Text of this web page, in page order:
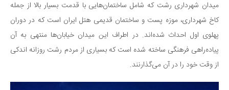
نجوم و هوا فضا
زمین و محیط زیست
خودرو
سرگرمی
میدان شهرداری رشت که شامل ساختمان‌هایی با قدمت بسیار بالا از جمله
کاخ شهرداری، موزه پست و ساختمان قدیمی هتل ایران است که در دوران
پهلوی اول احداث شده‌اند. در اطراف این میدان خیابان‌ها منتهی به آن
پیاده‌راهی فرهنگی ساخته شده است که بسیاری از مردم رشت روزانه اندکی
از وقت خود را در آن می‌گذارنند.